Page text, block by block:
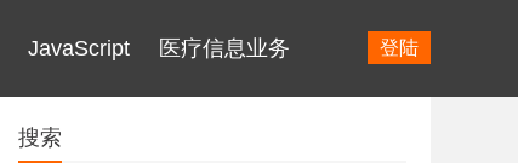
JavaScript 医疗信息业务 登陆
搜索